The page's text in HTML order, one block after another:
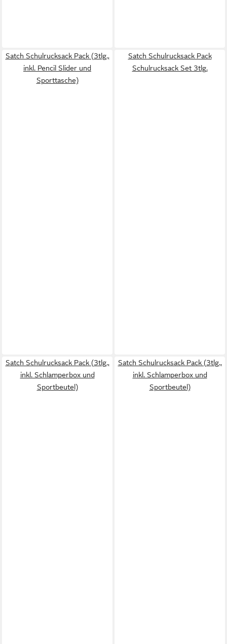
Satch Schulrucksack Pack (3tlg.,
inkl. Pencil Slider und
Sporttasche)
Satch Schulrucksack Pack
Schulrucksack Set 3tlg.
Satch Schulrucksack Pack (3tlg.,
inkl. Schlamperbox und
Sportbeutel)
Satch Schulrucksack Pack (3tlg.,
inkl. Schlamperbox und
Sportbeutel)